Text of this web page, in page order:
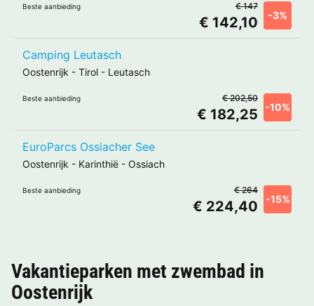
Beste aanbieding
€ 142,10 -3%
€ 147
Camping Leutasch
Oostenrijk - Tirol - Leutasch
Beste aanbieding
€ 182,25 -10%
€ 202,50
EuroParcs Ossiacher See
Oostenrijk - Karinthië - Ossiach
Beste aanbieding
€ 224,40 -15%
€ 264
Vakantieparken met zwembad in
Oostenrijk